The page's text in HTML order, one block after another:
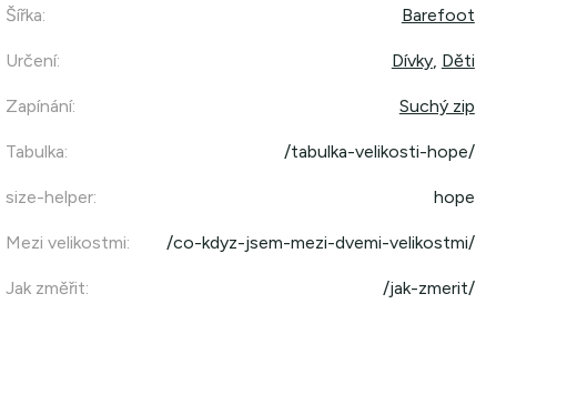
Šířka: Barefoot
Určení: Dívky, Děti
Zapínání: Suchý zip
Tabulka: /tabulka-velikosti-hope/
size-helper: hope
Mezi velikostmi: /co-kdyz-jsem-mezi-dvemi-velikostmi/
Jak změřit: /jak-zmerit/